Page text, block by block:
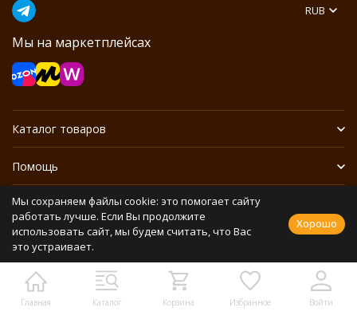
Главная Каталог Корзина Избранное Войти
Мы на маркетплейсах
RUB
Каталог товаров
Помощь
Информация
Политика персональных данных
Разработано в
bodysite.ru Webasyst —
Мы сохраняем файлы cookie: это помогает сайту
работать лучше. Если Вы продолжите
использовать сайт, мы будем считать, что Вас
это устраивает.
Хорошо